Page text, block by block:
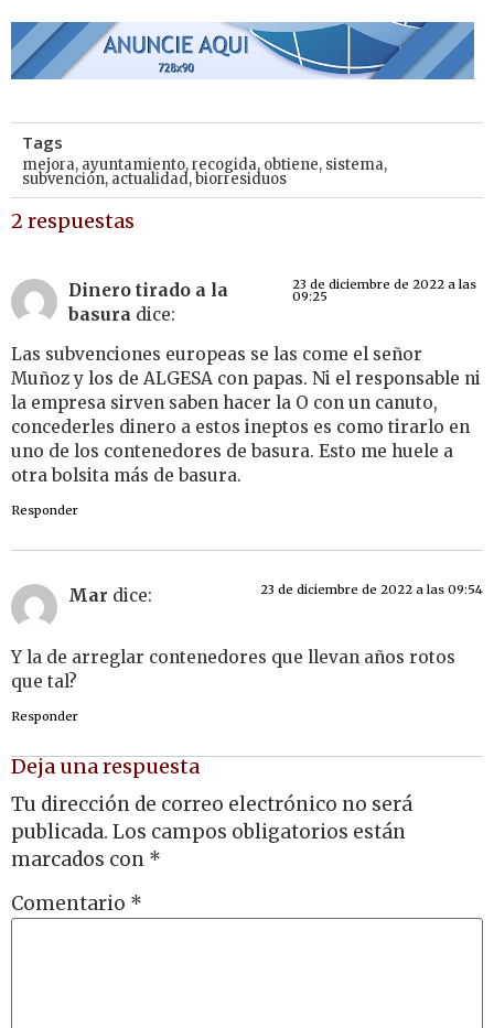
Tags
mejora, ayuntamiento,recogida, obtiene, sistema,
subvención, actualidad,biorresiduos
2 respuestas
Dinero tirado a la
basura dice:
23 de diciembre de 2022 a las
09:25
Las subvenciones europeas se las come el señor
Muñoz y los de ALGESA con papas. Ni el responsable ni
la empresa sirven saben hacer la O con un canuto,
concederles dinero a estos ineptos es como tirarlo en
uno de los contenedores de basura. Esto me huele a
otra bolsita más de basura.
Responder
Mar dice: 23 de diciembre de 2022 a las 09:54
Y la de arreglar contenedores que llevan años rotos
que tal?
Responder
Deja una respuesta
Tu dirección de correo electrónico no será
publicada. Los campos obligatorios están
marcados con *
Comentario *